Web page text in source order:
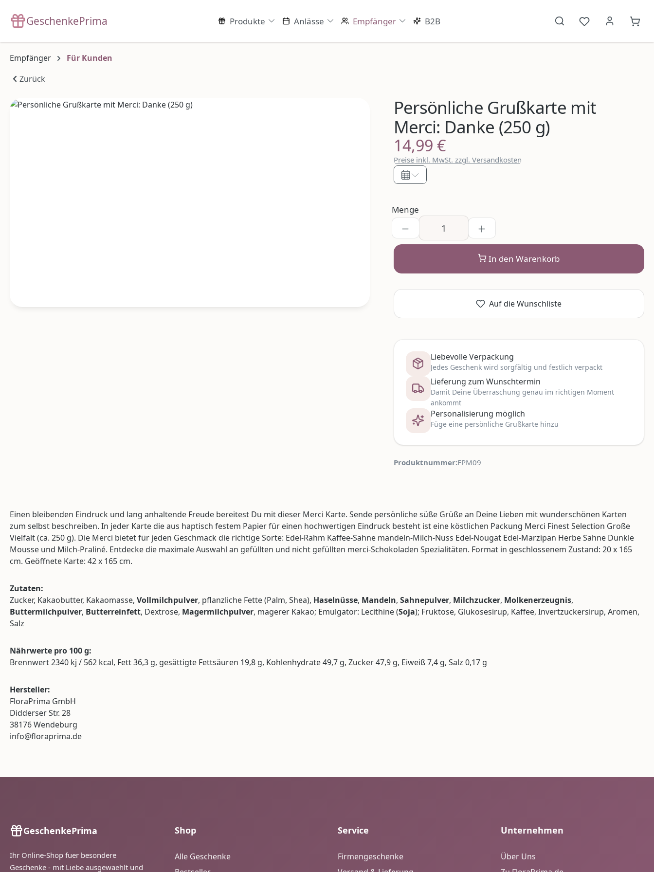
GeschenkePrima Produkte Anlässe Empfänger B2B
Du hast 0
Empfänger
Für Kunden
Zurück
Bildergalerie überspringen
Persönliche Grußkarte mit
Merci: Danke (250 g)
Regulärer Preis:
14,99 €
Preise inkl. MwSt. zzgl. Versandkosten
Menge
In den Warenkorb
Auf die Wunschliste
Liebevolle Verpackung
Jedes Geschenk wird sorgfältig und festlich verpackt
Lieferung zum Wunschtermin
Damit Deine Überraschung genau im richtigen Moment
ankommt
Personalisierung möglich
Füge eine persönliche Grußkarte hinzu
Produktnummer:FPM09
Einen bleibenden Eindruck und lang anhaltende Freude bereitest Du mit dieser Merci Karte. Sende persönliche süße Grüße an Deine Lieben mit wunderschönen Karten
zum selbst beschreiben. In jeder Karte die aus haptisch festem Papier für einen hochwertigen Eindruck besteht ist eine köstlichen Packung Merci Finest Selection Große
Vielfalt (ca. 250 g). Die Merci bietet für jeden Geschmack die richtige Sorte: Edel-Rahm Kaffee-Sahne mandeln-Milch-Nuss Edel-Nougat Edel-Marzipan Herbe Sahne Dunkle
Mousse und Milch-Praliné. Entdecke die maximale Auswahl an gefüllten und nicht gefüllten merci-Schokoladen Spezialitäten. Format in geschlossenem Zustand: 20 x 165
cm. Geöffnete Karte: 42 x 165 cm.
Zutaten:
Zucker, Kakaobutter, Kakaomasse, Vollmilchpulver, pflanzliche Fette (Palm, Shea), Haselnüsse, Mandeln, Sahnepulver, Milchzucker, Molkenerzeugnis,
Buttermilchpulver, Butterreinfett, Dextrose, Magermilchpulver, magerer Kakao; Emulgator: Lecithine (Soja); Fruktose, Glukosesirup, Kaffee, Invertzuckersirup, Aromen,
Salz
Nährwerte pro 100 g:
Brennwert 2340 kj / 562 kcal, Fett 36,3 g, gesättigte Fettsäuren 19,8 g, Kohlenhydrate 49,7 g, Zucker 47,9 g, Eiweiß 7,4 g, Salz 0,17 g
Hersteller:
FloraPrima GmbH
Didderser Str. 28
38176 Wendeburg
info@floraprima.de
GeschenkePrima
Ihr Online-Shop fuer besondere
Geschenke - mit Liebe ausgewaehlt und
Shop
Alle Geschenke
Service
Firmengeschenke
Unternehmen
Über Uns